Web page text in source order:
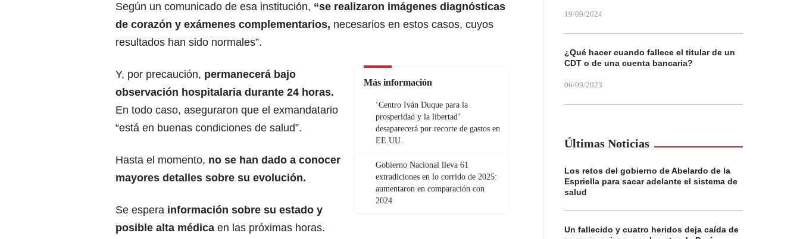
Según un comunicado de esa institución, “se realizaron imágenes diagnósticas
de corazón y exámenes complementarios, necesarios en estos casos, cuyos
resultados han sido normales”.
Más información
‘Centro Iván Duque para la
prosperidad y la libertad’
desaparecerá por recorte de gastos en
EE.UU.
Gobierno Nacional lleva 61
extradiciones en lo corrido de 2025:
aumentaron en comparación con
2024
Y, por precaución, permanecerá bajo
observación hospitalaria durante 24 horas.
En todo caso, aseguraron que el exmandatario
“está en buenas condiciones de salud”.
Hasta el momento, no se han dado a conocer
mayores detalles sobre su evolución.
Se espera información sobre su estado y
posible alta médica en las próximas horas.
19/09/2024
¿Qué hacer cuando fallece el titular de un
CDT o de una cuenta bancaria?
06/09/2023
Últimas Noticias
Los retos del gobierno de Abelardo de la
Espriella para sacar adelante el sistema de
salud
Un fallecido y cuatro heridos deja caída de